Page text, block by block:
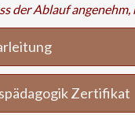
der Ablauf
Zertifikat